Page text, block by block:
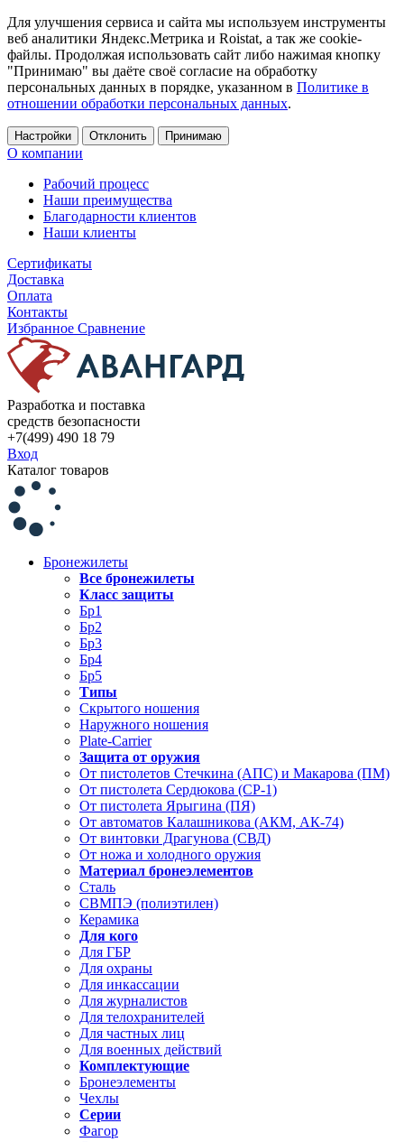
Для улучшения сервиса и сайта мы используем инструменты
веб аналитики Яндекс.Метрика и Roistat, а так же cookie-
файлы. Продолжая использовать сайт либо нажимая кнопку
"Принимаю" вы даёте своё согласие на обработку
персональных данных в порядке, указанном в Политике в
отношении обработки персональных данных.
Настройки Отклонить Принимаю
О компании
Рабочий процесс
Наши преимущества
Благодарности клиентов
Наши клиенты
Сертификаты
Доставка
Оплата
Контакты
Избранное Сравнение
Разработка и поставка
средств безопасности
+7(499) 490 18 79
Вход
Каталог товаров
Бронежилеты
Все бронежилеты
Класс защиты
Бр1
Бр2
Бр3
Бр4
Бр5
Типы
Скрытого ношения
Наружного ношения
Plate-Carrier
Защита от оружия
От пистолетов Стечкина (АПС) и Макарова (ПМ)
От пистолета Сердюкова (СР-1)
От пистолета Ярыгина (ПЯ)
От автоматов Калашникова (АКМ, АК-74)
От винтовки Драгунова (СВД)
От ножа и холодного оружия
Материал бронеэлементов
Сталь
СВМПЭ (полиэтилен)
Керамика
Для кого
Для ГБР
Для охраны
Для инкассации
Для журналистов
Для телохранителей
Для частных лиц
Для военных действий
Комплектующие
Бронеэлементы
Чехлы
Серии
Фагор